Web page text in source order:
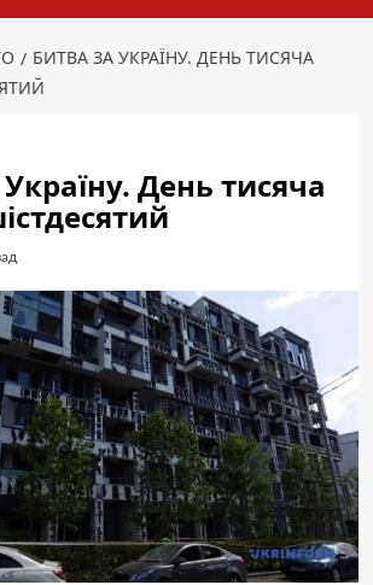
БИТВА ЗА УКРАЇНУ. ДЕНЬ ТИСЯЧА
День тисяча